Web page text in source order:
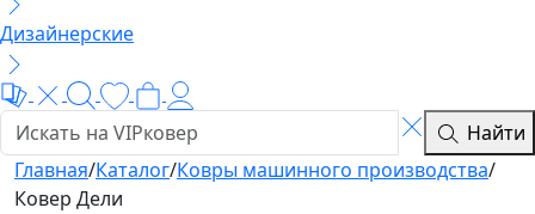
Дизайнерские
Найти
Главная/Каталог/Ковры машинного производства/
Ковер Дели